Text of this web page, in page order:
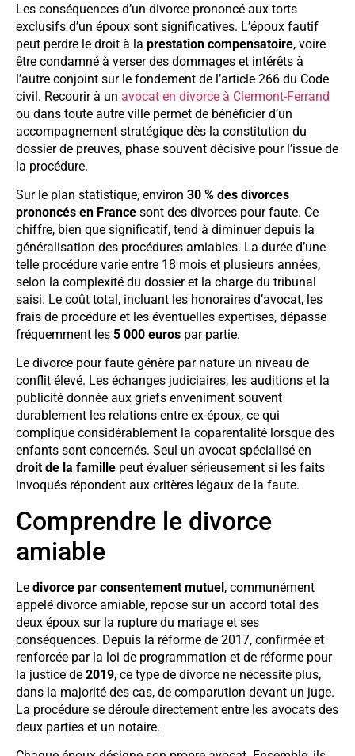
Les conséquences d’un divorce prononcé aux torts
exclusifs d’un époux sont significatives. L’époux fautif
peut perdre le droit à la prestation compensatoire, voire
être condamné à verser des dommages et intérêts à
l’autre conjoint sur le fondement de l’article 266 du Code
civil. Recourir à un avocat en divorce à Clermont-Ferrand
ou dans toute autre ville permet de bénéficier d’un
accompagnement stratégique dès la constitution du
dossier de preuves, phase souvent décisive pour l’issue de
la procédure.
Sur le plan statistique, environ 30 % des divorces
prononcés en France sont des divorces pour faute. Ce
chiffre, bien que significatif, tend à diminuer depuis la
généralisation des procédures amiables. La durée d’une
telle procédure varie entre 18 mois et plusieurs années,
selon la complexité du dossier et la charge du tribunal
saisi. Le coût total, incluant les honoraires d’avocat, les
frais de procédure et les éventuelles expertises, dépasse
fréquemment les 5 000 euros par partie.
Le divorce pour faute génère par nature un niveau de
conflit élevé. Les échanges judiciaires, les auditions et la
publicité donnée aux griefs enveniment souvent
durablement les relations entre ex-époux, ce qui
complique considérablement la coparentalité lorsque des
enfants sont concernés. Seul un avocat spécialisé en
droit de la famille peut évaluer sérieusement si les faits
invoqués répondent aux critères légaux de la faute.
Comprendre le divorce
amiable
Le divorce par consentement mutuel, communément
appelé divorce amiable, repose sur un accord total des
deux époux sur la rupture du mariage et ses
conséquences. Depuis la réforme de 2017, confirmée et
renforcée par la loi de programmation et de réforme pour
la justice de 2019, ce type de divorce ne nécessite plus,
dans la majorité des cas, de comparution devant un juge.
La procédure se déroule directement entre les avocats des
deux parties et un notaire.